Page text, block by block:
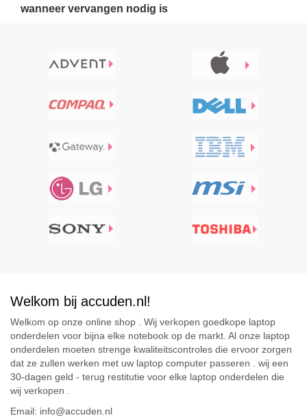
wanneer vervangen nodig is
Welkom bij accuden.nl!
Welkom op onze online shop . Wij verkopen goedkope laptop
onderdelen voor bijna elke notebook op de markt. Al onze laptop
onderdelen moeten strenge kwaliteitscontroles die ervoor zorgen
dat ze zullen werken met uw laptop computer passeren . wij een
30-dagen geld - terug restitutie voor elke laptop onderdelen die
wij verkopen .
Email: info@accuden.nl